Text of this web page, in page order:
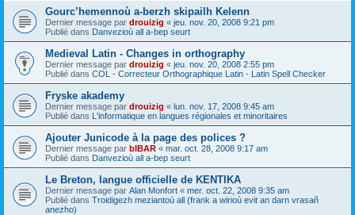
Gourc’hemennoù a-berzh skipailh Kelenn
Dernier message par drouizig « jeu. nov. 20, 2008 9:21 pm
Publié dans Danvezioù all a-bep seurt
Medieval Latin - Changes in orthography
Dernier message par drouizig « jeu. nov. 20, 2008 2:55 pm
Publié dans COL - Correcteur Orthographique Latin - Latin Spell Checker
Fryske akademy
Dernier message par drouizig « lun. nov. 17, 2008 9:45 am
Publié dans L'informatique en langues régionales et minoritaires
Ajouter Junicode à la page des polices ?
Dernier message par bIBAR « mar. oct. 28, 2008 9:17 am
Publié dans Danvezioù all a-bep seurt
Le Breton, langue officielle de KENTIKA
Dernier message par Alan Monfort « mer. oct. 22, 2008 9:35 am
Publié dans Troidigezh meziantoù all (frank a wirioù evit an darn vrasañ
anezho)